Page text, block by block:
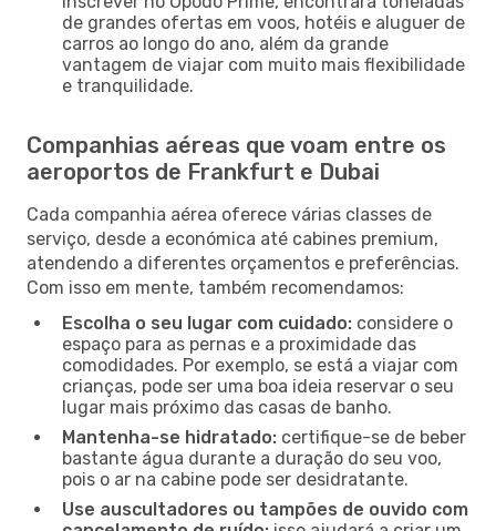
de grandes ofertas em voos, hotéis e aluguer de
carros ao longo do ano, além da grande
vantagem de viajar com muito mais flexibilidade
e tranquilidade.
Companhias aéreas que voam entre os
aeroportos de Frankfurt e Dubai
Cada companhia aérea oferece várias classes de
serviço, desde a económica até cabines premium,
atendendo a diferentes orçamentos e preferências.
Com isso em mente, também recomendamos:
Escolha o seu lugar com cuidado: considere o
espaço para as pernas e a proximidade das
comodidades. Por exemplo, se está a viajar com
crianças, pode ser uma boa ideia reservar o seu
lugar mais próximo das casas de banho.
Mantenha-se hidratado: certifique-se de beber
bastante água durante a duração do seu voo,
pois o ar na cabine pode ser desidratante.
Use auscultadores ou tampões de ouvido com